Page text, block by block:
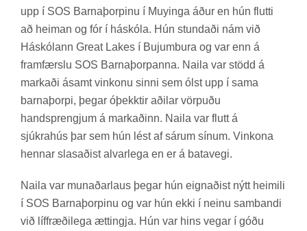
upp í SOS Barna­þorp­inu í Muy­inga áður en hún flutti
að heim­an og fór í há­skóla. Hún stund­aði nám við
Há­skól­ann Great Lakes í Buj­umbura og var enn á
fram­færslu SOS Barna­þorp­anna. Naila var stödd á
mark­aði ásamt vin­konu sinni sem ólst upp í sama
barna­þorpi, þeg­ar óþekkt­ir að­il­ar vörp­uðu
hand­sprengj­um á mark­að­inn. Naila var flutt á
sjúkra­hús þar sem hún lést af sár­um sín­um. Vin­kona
henn­ar slas­að­ist al­var­lega en er á bata­vegi.
Naila var mun­að­ar­laus þeg­ar hún eign­að­ist nýtt heim­ili
í SOS Barna­þorp­inu og var hún ekki í neinu sam­bandi
við líf­fræði­lega ætt­ingja. Hún var hins veg­ar í góðu